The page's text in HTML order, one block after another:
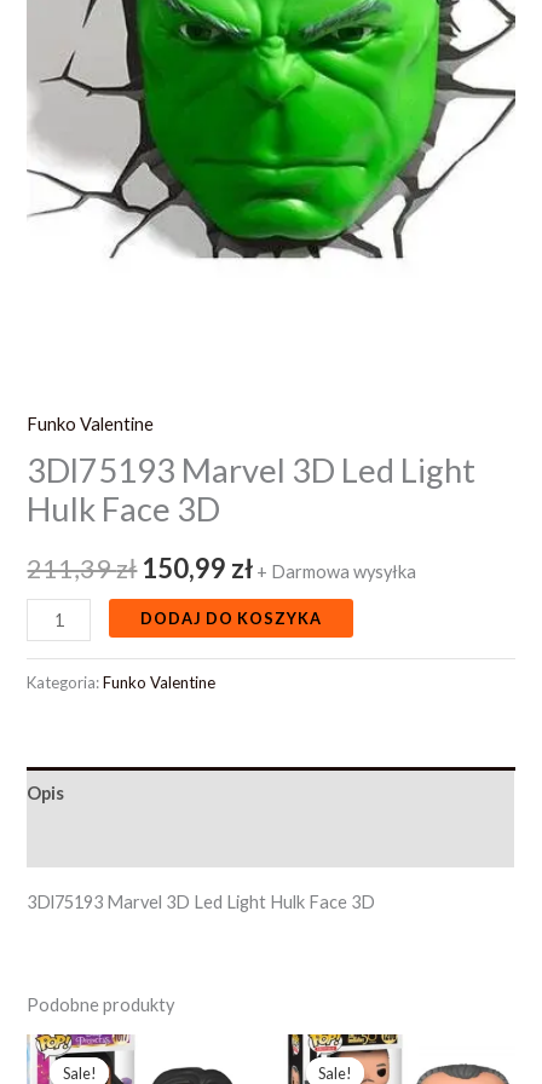
Funko Valentine
3Dl75193 Marvel 3D Led Light
Hulk Face 3D
211,39zł 150,99 zł + Darmowa wysyłka
DODAJ DO KOSZYKA
Kategoria:Funko Valentine
Opis
3Dl75193 Marvel 3D Led Light Hulk Face 3D
Podobne produkty
Sale!
Sale!
Pierwotna
cena
Sale!
Sale!
Pierwotna
cena
cena